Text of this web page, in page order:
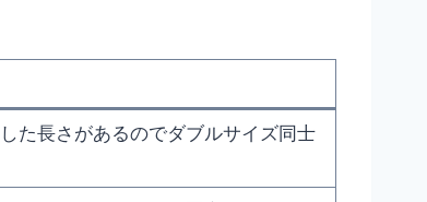
た長さがあるのでダブルサイズ同士